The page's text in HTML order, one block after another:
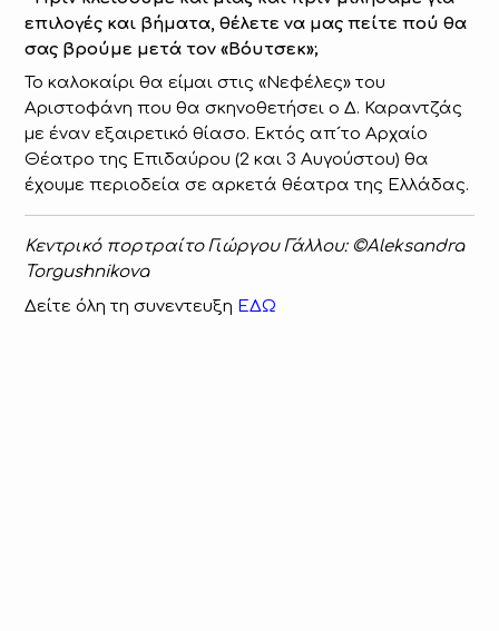
επιλογές και βήματα, θέλετε να μας πείτε πού θα
σας βρούμε μετά τον «Βόυτσεκ»;
Το καλοκαίρι θα είμαι στις «Νεφέλες» του
Αριστοφάνη που θα σκηνοθετήσει ο Δ. Καραντζάς
με έναν εξαιρετικό θίασο. Εκτός απ´το Αρχαίο
Θέατρο της Επιδαύρου (2 και 3 Αυγούστου) θα
έχουμε περιοδεία σε αρκετά θέατρα της Ελλάδας.
Κεντρικό πορτραίτο Γιώργου Γάλλου: ©Aleksandra
Torgushnikova
Δείτε όλη τη συνεντευξη ΕΔΩ